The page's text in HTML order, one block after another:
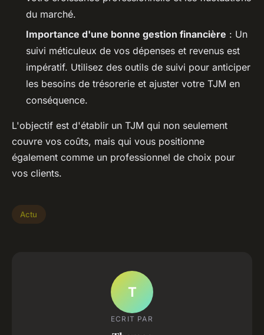
du marché.
Importance d'une bonne gestion financière : Un
suivi méticuleux de vos dépenses et revenus est
impératif. Utilisez des outils de suivi pour anticiper
les besoins de trésorerie et ajuster votre TJM en
conséquence.
L'objectif est d'établir un TJM qui non seulement
couvre vos coûts, mais qui vous positionne
également comme un professionnel de choix pour
vos clients.
Actu
T
ECRIT PAR